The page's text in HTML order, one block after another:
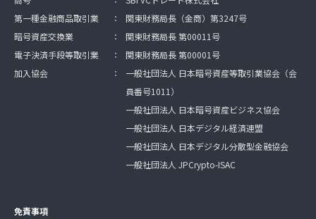
第一種金融商品取引業
：
関東財務局長（金商）第3247号
暗号資産交換業
：
関東財務局長 第00011号
電子決済手段等取引業
：
関東財務局長 第00001号
加入協会
：
一般社団法人 日本暗号資産等取引業協会（会
員番号1011）
一般社団法人 日本暗号資産ビジネス協会
一般社団法人 日本デジタル経済連盟
一般社団法人 日本デジタル分散型金融協会
一般社団法人 JPCrypto-ISAC
免責事項